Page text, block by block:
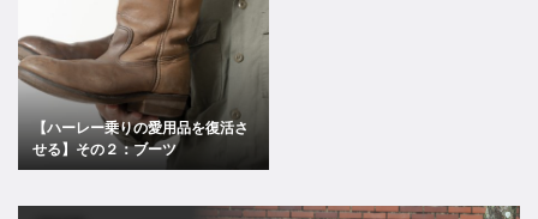
【ハーレー乗りの愛用品を復活さ
せる】その２：ブーツ